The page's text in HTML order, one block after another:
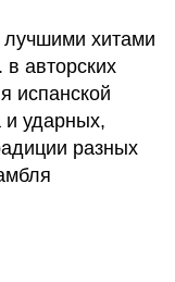
хитами
авторских
испанской
и ударных,
разных